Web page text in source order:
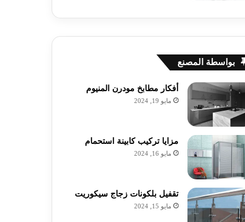
بواسطة المصنع
أفكار مطابخ مودرن المنيوم
مايو 19, 2024
مزايا تركيب كابينة استحمام
مايو 16, 2024
تقفيل بلكونات زجاج سيكوريت
مايو 15, 2024